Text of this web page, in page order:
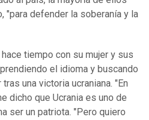
"para defender la soberanía y la
tiempo con su mujer y sus
el idioma y buscando
una victoria ucraniana. "En
dicho que Ucrania es uno de
ser un patriota. "Pero quiero